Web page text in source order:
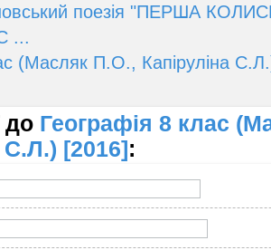
поезія "ПЕРША
...
(Масляк П.О., Капіруліна
до Географія 8 клас
С.Л.) [2016] :